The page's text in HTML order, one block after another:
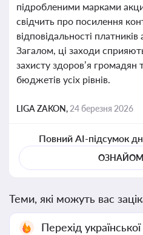
підробленими марками
свідчить про посилення
відповідальності
Загалом, ці заходи сприяють
захисту здоров’я громадян
бюджетів усіх рівнів.
LIGA ZAKON, 24 березня 2026
Повний AI-підсумок
Теми, які можуть вас
Перехід